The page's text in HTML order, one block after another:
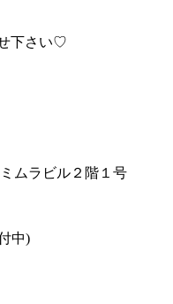
下さい♡
ムラビル２階１号
中)